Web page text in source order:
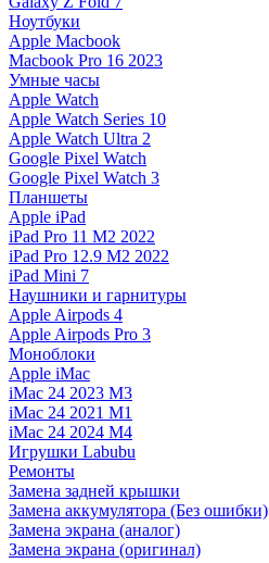
Ноутбуки
Apple Macbook
Macbook Pro 16 2023
Умные часы
Apple Watch
Apple Watch Series 10
Apple Watch Ultra 2
Google Pixel Watch
Google Pixel Watch 3
Планшеты
Apple iPad
iPad Pro 11 M2 2022
iPad Pro 12.9 M2 2022
iPad Mini 7
Наушники и гарнитуры
Apple Airpods 4
Apple Airpods Pro 3
Моноблоки
Apple iMac
iMac 24 2023 M3
iMac 24 2021 M1
iMac 24 2024 M4
Игрушки Labubu
Ремонты
Замена задней крышки
Замена аккумулятора (Без ошибки)
Замена экрана (аналог)
Замена экрана (оригинал)